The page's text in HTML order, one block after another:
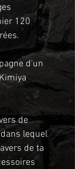
120
d'un
de
lequel
de ta